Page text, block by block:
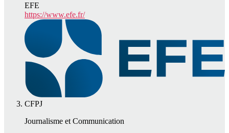
EFE
https://www.efe.fr/
CFPJ
Journalisme et Communication